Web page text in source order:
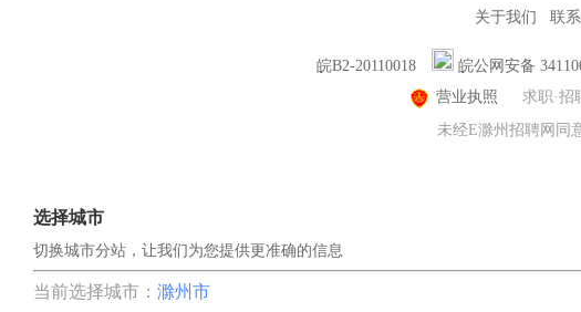
关于我们 联
皖B2-20110018 皖公网安备
营业执照
求职·招
未经E滁州招聘网同
选择城市
切换城市分站，让我们为您提供更准确的信息
当前选择城市： 滁州市